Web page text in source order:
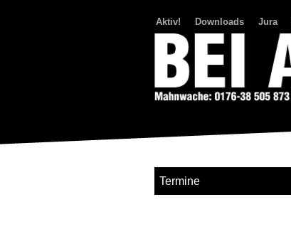
Aktiv! Downloads Jura
Termine